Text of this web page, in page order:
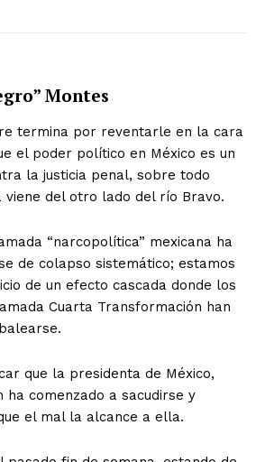
Montes
termina por reventarle en la cara
el poder político en México es un
la justicia penal, sobre todo
viene del otro lado del río Bravo.
“narcopolítica” mexicana ha
de colapso sistemático; estamos
de un efecto cascada donde los
Cuarta Transformación han
que la presidenta de México,
ha comenzado a sacudirse y
el mal la alcance a ella.